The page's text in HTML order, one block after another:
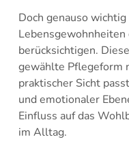
Doch genauso
Lebensgewohnheiten
berücksichtigen.
gewählte Pflegeform
praktischer Sicht
und emotionaler
Einfluss auf das
im Alltag.